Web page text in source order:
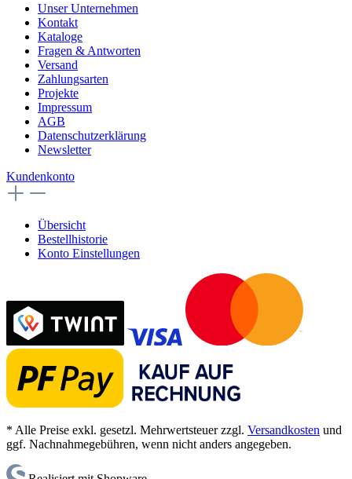
Unser Unternehmen
Kontakt
Kataloge
Fragen & Antworten
Versand
Zahlungsarten
Projekte
Impressum
AGB
Datenschutzerklärung
Newsletter
Kundenkonto
Übersicht
Bestellhistorie
Konto Einstellungen
* Alle Preise exkl. gesetzl. Mehrwertsteuer zzgl. Versandkosten und
ggf. Nachnahmegebühren, wenn nicht anders angegeben.